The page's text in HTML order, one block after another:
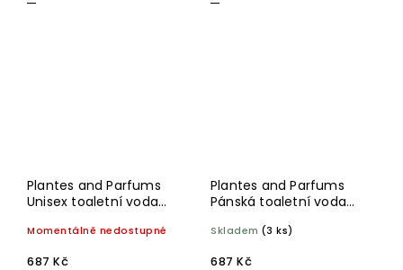
Plantes and Parfums
Unisex toaletní voda
Momentálně nedostupné
687 Kč
Plantes and Parfums
Pánská toaletní voda
Skladem (3 ks)
687 Kč